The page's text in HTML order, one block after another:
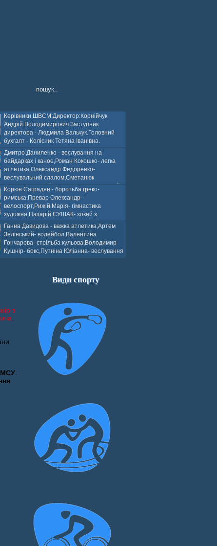
Керівники ШВСМ:Директор:Корнійчук
Андрій Володимирович.Заступник
директора - Людмила Вальчук.Головний
бухгалт - Колісник Тетяна Іванівна.
Дмитро Даниленко - веслування на
байдарках і каное,Роман Кокошко- легка
атлетика,Олександр Федоренко-
веслувальний слалом,Сметанюк
Володимир, Соломяний
на траві,Лейла Юсіфзаде- гімнастика
бокс,Нікіта БЕЛІК- хокей з шайбою.
Корюн Саградян - боротьба греко-
римська,Превар Олександр-
велоспорт,Рижій Марія- гімнастика
художня,Назарій СУШАК- хокей з
боротьба греко-римська,Сергій
Добротворська-
Якушева - волейбол.
Ганна Давидова - важка атлетика,Артем
Зелінський- волейбол,Валентина
Гончарова- стрільба кульова,Володимир
Кушнір- бокс,Путніна Юліанна- веслування
бокс.
з
МСУ
Види спорту